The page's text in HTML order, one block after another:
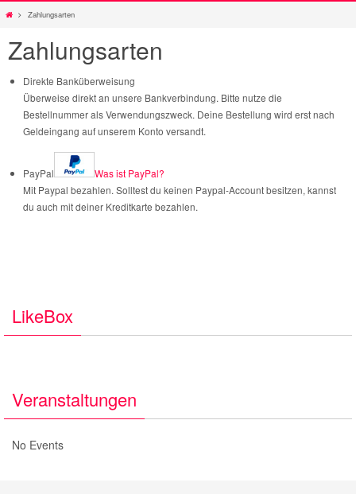
Zahlungsarten
Zahlungsarten
Direkte Banküberweisung
Überweise direkt an unsere Bankverbindung. Bitte nutze die
Bestellnummer als Verwendungszweck. Deine Bestellung wird erst nach
Geldeingang auf unserem Konto versandt.
PayPal
Was ist PayPal?
Mit Paypal bezahlen. Solltest du keinen Paypal-Account besitzen, kannst
du auch mit deiner Kreditkarte bezahlen.
LikeBox
Veranstaltungen
No Events